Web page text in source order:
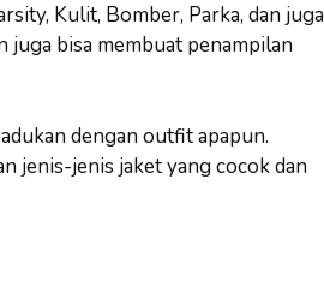
Kulit, Bomber, Parka, dan juga
juga bisa membuat penampilan
dengan outfit apapun.
jenis-jenis jaket yang cocok dan